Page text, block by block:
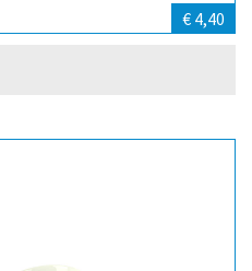
€ 4,40